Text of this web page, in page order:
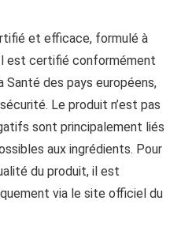
et efficace, formulé à
est certifié conformément
Santé des pays européens,
Le produit n’est pas
sont principalement liés
aux ingrédients. Pour
du produit, il est
via le site officiel du